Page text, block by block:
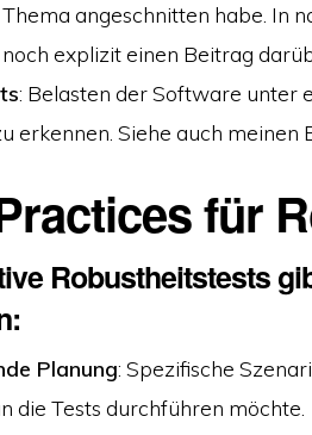
Thema angeschnitten habe. In
explizit einen Beitrag
: Belasten der Software unter
erkennen. Siehe auch
für
Robustheitstests
Planung: Spezifische
die Tests durchführen möchte.